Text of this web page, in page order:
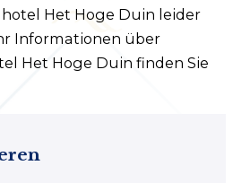
Het Hoge Duin leider
Informationen über
Het Hoge Duin finden Sie